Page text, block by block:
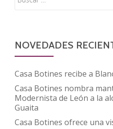
de
de
en
la
Sagrada
NOVEDADES
Casa Botines recibe a
Casa Botines nombra
Modernista de León a la
Guaita
Casa Botines ofrece una